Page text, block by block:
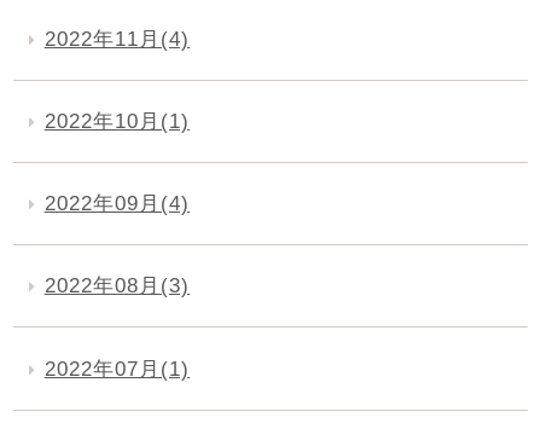
2022年11月(4)
2022年10月(1)
2022年09月(4)
2022年08月(3)
2022年07月(1)